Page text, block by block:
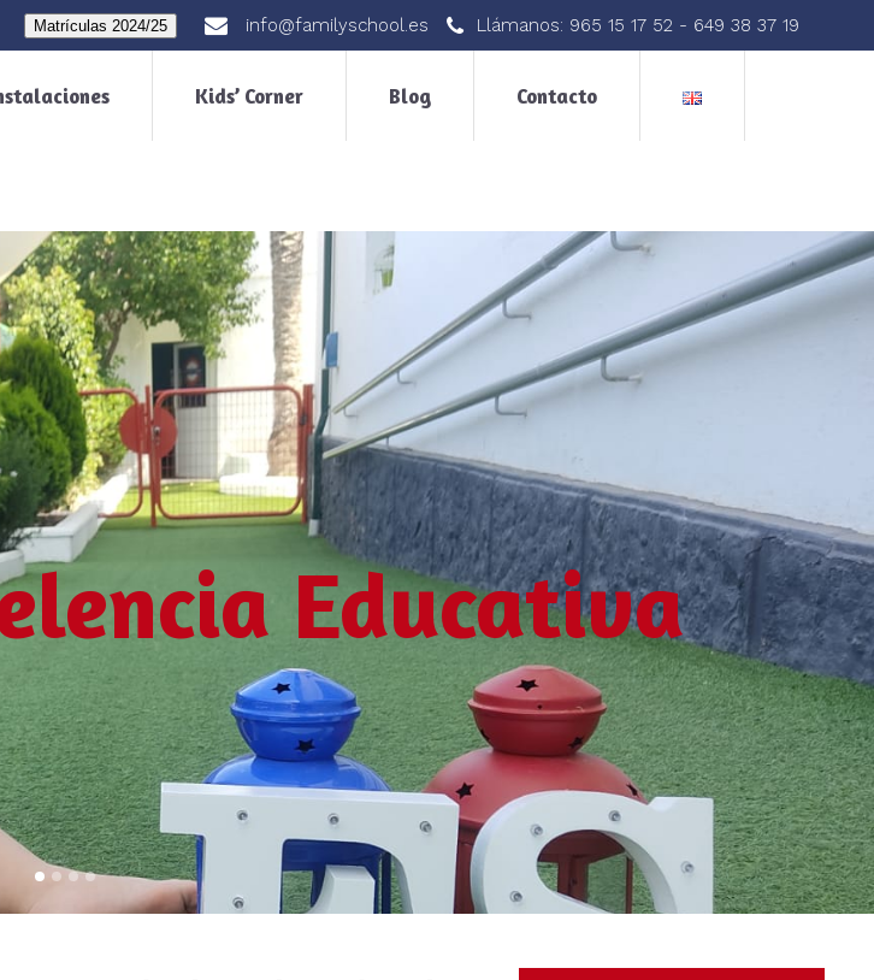
Matrículas 2024/25 info@familyschool.es Llámanos: 965 15 17 52 - 649 38 37 19
Kids’ Corner Blog Contacto
Educativa